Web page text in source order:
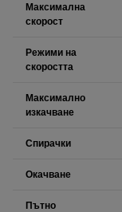
Максимална
скорост
Режими на
скоростта
Максимално
изкачване
Спирачки
Окачване
Пътно